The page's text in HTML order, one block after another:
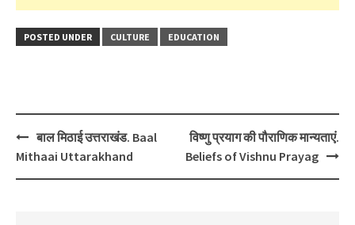
POSTED UNDER CULTURE EDUCATION
Post
navigation
बाल मिठाई उत्तराखंड. Baal
Mithaai Uttarakhand
विष्णु प्रयाग की पौराणिक मान्यताएं.
Beliefs of Vishnu Prayag